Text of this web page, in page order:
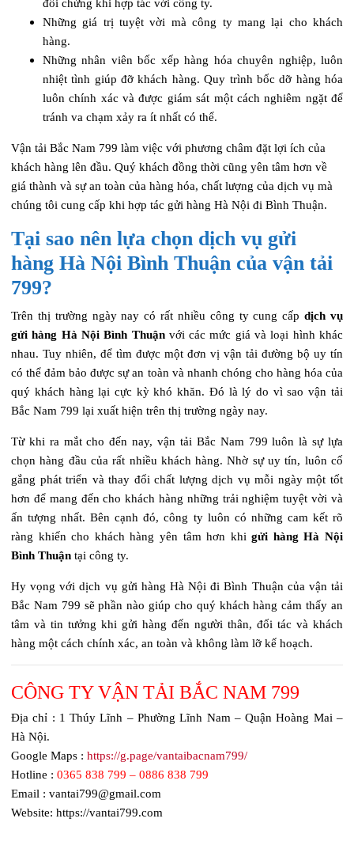
đối chứng khi hợp tác với công ty.
Những giá trị tuyệt vời mà công ty mang lại cho khách
hàng.
Những nhân viên bốc xếp hàng hóa chuyên nghiệp, luôn
nhiệt tình giúp đỡ khách hàng. Quy trình bốc dỡ hàng hóa
luôn chính xác và được giám sát một cách nghiêm ngặt để
tránh va chạm xảy ra ít nhất có thể.
Vận tải Bắc Nam 799 làm việc với phương châm đặt lợi ích của
khách hàng lên đầu. Quý khách đồng thời cũng yên tâm hơn về
giá thành và sự an toàn của hàng hóa, chất lượng của dịch vụ mà
chúng tôi cung cấp khi hợp tác gửi hàng Hà Nội đi Bình Thuận.
Tại sao nên lựa chọn dịch vụ gửi
hàng Hà Nội Bình Thuận của vận tải
799?
Trên thị trường ngày nay có rất nhiều công ty cung cấpdịch vụ
gửi hàng Hà Nội Bình Thuậnvới các mức giá và loại hình khác
nhau. Tuy nhiên, để tìm được một đơn vị vận tải đường bộ uy tín
có thể đảm bảo được sự an toàn và nhanh chóng cho hàng hóa của
quý khách hàng lại cực kỳ khó khăn. Đó là lý do vì sao vận tải
Bắc Nam 799 lại xuất hiện trên thị trường ngày nay.
Từ khi ra mắt cho đến nay, vận tải Bắc Nam 799 luôn là sự lựa
chọn hàng đầu của rất nhiều khách hàng. Nhờ sự uy tín, luôn cố
gắng phát triển và thay đổi chất lượng dịch vụ mỗi ngày một tốt
hơn để mang đến cho khách hàng những trải nghiệm tuyệt vời và
ấn tượng nhất. Bên cạnh đó, công ty luôn có những cam kết rõ
ràng khiến cho khách hàng yên tâm hơn khigửi hàng Hà Nội
Bình Thuận tại công ty.
Hy vọng với dịch vụ gửi hàng Hà Nội đi Bình Thuận của vận tải
Bắc Nam 799 sẽ phần nào giúp cho quý khách hàng cảm thấy an
tâm và tin tưởng khi gửi hàng đến người thân, đối tác và khách
hàng một cách chính xác, an toàn và không làm lỡ kế hoạch.
CÔNG TY VẬN TẢI BẮC NAM 799
Địa chỉ : 1 Thúy Lĩnh – Phường Lĩnh Nam – Quận Hoàng Mai –
Hà Nội.
Google Maps :https://g.page/vantaibacnam799/
Hotline :0365 838 799 – 0886 838 799
Email : vantai799@gmail.com
Website: https://vantai799.com